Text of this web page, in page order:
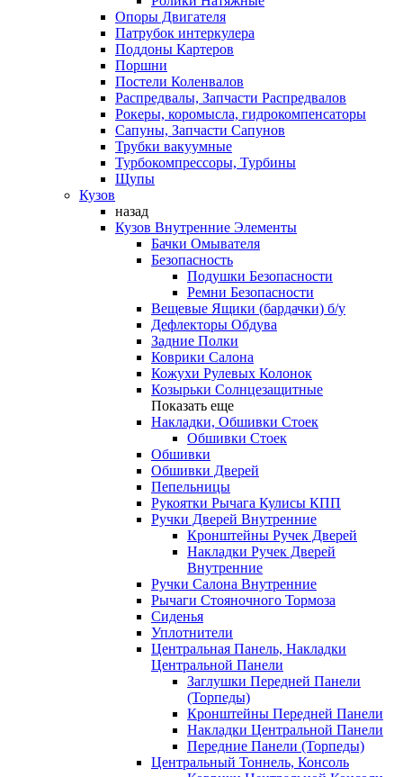
Опоры Двигателя
Патрубок интеркулера
Поддоны Картеров
Поршни
Постели Коленвалов
Распредвалы, Запчасти Распредвалов
Рокеры, коромысла, гидрокомпенсаторы
Сапуны, Запчасти Сапунов
Трубки вакуумные
Турбокомпрессоры, Турбины
Щупы
Кузов
назад
Кузов Внутренние Элементы
Бачки Омывателя
Безопасность
Подушки Безопасности
Ремни Безопасности
Вещевые Ящики (бардачки) б/у
Дефлекторы Обдува
Задние Полки
Коврики Салона
Кожухи Рулевых Колонок
Козырьки Солнцезащитные
Показать еще
Накладки, Обшивки Стоек
Обшивки Стоек
Обшивки
Обшивки Дверей
Пепельницы
Рукоятки Рычага Кулисы КПП
Ручки Дверей Внутренние
Кронштейны Ручек Дверей
Накладки Ручек Дверей
Внутренние
Ручки Салона Внутренние
Рычаги Стояночного Тормоза
Сиденья
Уплотнители
Центральная Панель, Накладки
Центральной Панели
Заглушки Передней Панели
(Торпеды)
Кронштейны Передней Панели
Накладки Центральной Панели
Передние Панели (Торпеды)
Центральный Тоннель, Консоль